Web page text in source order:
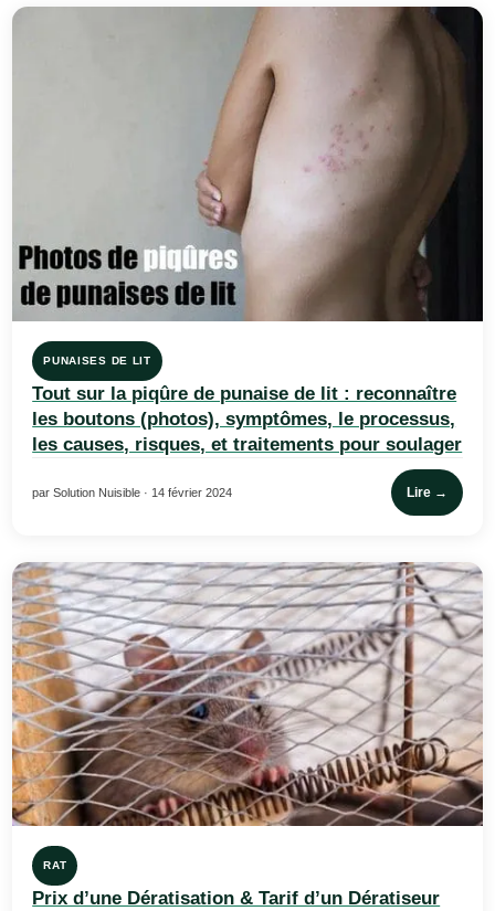
PUNAISES DE LIT
Tout sur la piqûre de punaise de lit : reconnaître
les boutons (photos), symptômes, le processus,
les causes, risques, et traitements pour soulager
par Solution Nuisible · 14 février 2024 Lire →
RAT
Prix d’une Dératisation & Tarif d’un Dératiseur